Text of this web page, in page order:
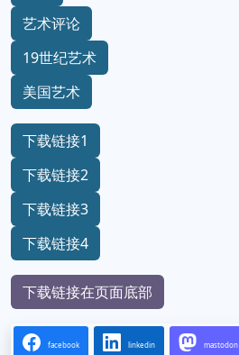
艺术评论
19世纪艺术
美国艺术
下载链接1
下载链接2
下载链接3
下载链接4
下载链接在页面底部
facebook linkedin mastodon